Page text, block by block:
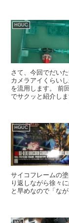
HGUC
さて、今回でだい
カメラアイくらい
を流用します。 前
でサクッと紹介し
HGUC
サイコフレームの
り返しながら徐々
と早めなので「な